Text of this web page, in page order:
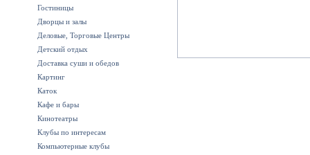
Гостиницы
Дворцы и залы
Деловые, Торговые Центры
Детский отдых
Доставка суши и обедов
Картинг
Каток
Кафе и бары
Кинотеатры
Клубы по интересам
Компьютерные клубы